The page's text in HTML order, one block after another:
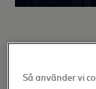
Nordiska
Så använder vi